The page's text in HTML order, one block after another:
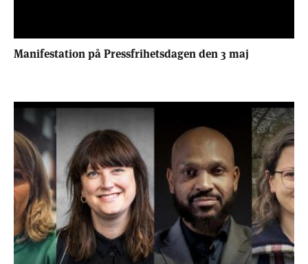
Manifestation på Pressfrihetsdagen den 3 maj